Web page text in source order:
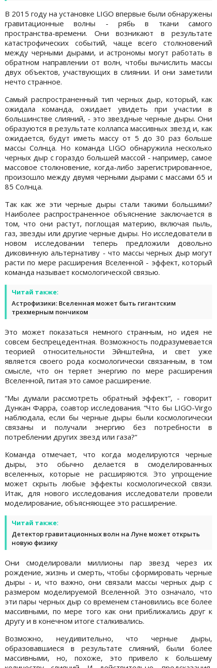
В 2015 году на установке LIGO впервые были обнаружены
гравитационные волны - рябь в ткани самого
пространства-времени. Они возникают в результате
катастрофических событий, чаще всего столкновений
между черными дырами, и астрономы могут работать в
обратном направлении от волн, чтобы вычислить массы
двух объектов, участвующих в слиянии. И они заметили
нечто странное.
Самый распространенный тип черных дыр, который, как
ожидала команда, ожидает увидеть при участии в
большинстве слияний, - это звездные черные дыры. Они
образуются в результате коллапса массивных звезд и, как
ожидается, будут иметь массу от 5 до 30 раз больше
массы Солнца. Но команда LIGO обнаружила несколько
черных дыр с гораздо большей массой - например, самое
массовое столкновение, когда-либо зарегистрированное,
произошло между двумя черными дырами с массами 65 и
85 Солнца.
Так как же эти черные дыры стали такими большими?
Наиболее распространенное объяснение заключается в
том, что они растут, поглощая материю, включая пыль,
газ, звезды или другие черные дыры. Но исследователи в
новом исследовании теперь предложили довольно
диковинную альтернативу - что массы черных дыр могут
расти по мере расширения Вселенной - эффект, который
команда называет космологической связью.
Читай также:
Астрофизики: Вселенная может быть гигантским
трехмерным пончиком
Это может показаться немного странным, но идея не
совсем беспрецедентная. Возможность подразумевается
теорией относительности Эйнштейна, и свет уже
является своего рода космологически связанным, в том
смысле, что он теряет энергию по мере расширения
Вселенной, питая это самое расширение.
“Мы думали рассмотреть обратный эффект“, - говорит
Дункан Фарра, соавтор исследования. “Что бы LIGO-Virgo
наблюдала, если бы черные дыры были космологически
связаны и получали энергию без потребности в
потреблении других звезд или газа?“
Команда отмечает, что когда моделируются черные
дыры, это обычно делается в смоделированных
вселенных, которые не расширяются. Это упрощение
может скрыть любые эффекты космологической связи.
Итак, для нового исследования исследователи провели
моделирование, объясняющее это расширение.
Читай также:
Детектор гравитационных волн на Луне может открыть
новую физику
Они смоделировали миллионы пар звезд через их
рождение, жизнь и смерть, чтобы сформировать черные
дыры - и, что важно, они связали массы черных дыр с
размером моделируемой Вселенной. Это означало, что
эти пары черных дыр со временем становились все более
массивными, по мере того как они приближались друг к
другу и в конечном итоге сталкивались.
Возможно, неудивительно, что черные дыры,
образовавшиеся в результате слияний, были более
массивными, но, похоже, это привело к большему